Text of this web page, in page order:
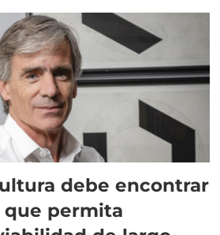
debe encontrar
permita